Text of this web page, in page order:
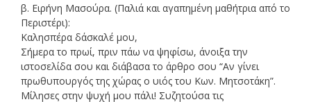
β. Ειρήνη Μασούρα. (Παλιά και αγαπημένη μαθήτρια από το
Περιστέρι):
Καλησπέρα δάσκαλέ μου,
Σήμερα το πρωί, πριν πάω να ψηφίσω, άνοιξα την
ιστοσελίδα σου και διάβασα το άρθρο σου “Αν γίνει
πρωθυπουργός της χώρας ο υιός του Κων. Μητσοτάκη”.
Μίλησες στην ψυχή μου πάλι! Συζητούσα τις